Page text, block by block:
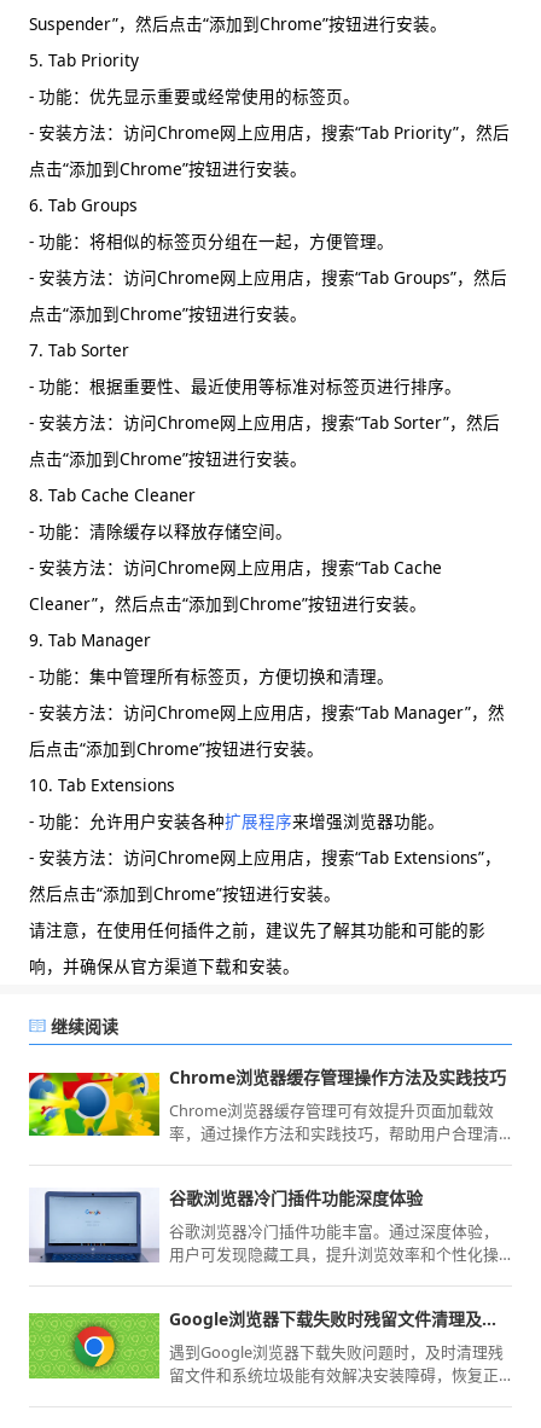
Suspender”，然后点击“添加到Chrome”按钮进行安装。
5. Tab Priority
- 功能：优先显示重要或经常使用的标签页。
- 安装方法：访问Chrome网上应用店，搜索“Tab Priority”，然后
点击“添加到Chrome”按钮进行安装。
6. Tab Groups
- 功能：将相似的标签页分组在一起，方便管理。
- 安装方法：访问Chrome网上应用店，搜索“Tab Groups”，然后
点击“添加到Chrome”按钮进行安装。
7. Tab Sorter
- 功能：根据重要性、最近使用等标准对标签页进行排序。
- 安装方法：访问Chrome网上应用店，搜索“Tab Sorter”，然后
点击“添加到Chrome”按钮进行安装。
8. Tab Cache Cleaner
- 功能：清除缓存以释放存储空间。
- 安装方法：访问Chrome网上应用店，搜索“Tab Cache
Cleaner”，然后点击“添加到Chrome”按钮进行安装。
9. Tab Manager
- 功能：集中管理所有标签页，方便切换和清理。
- 安装方法：访问Chrome网上应用店，搜索“Tab Manager”，然
后点击“添加到Chrome”按钮进行安装。
10. Tab Extensions
- 功能：允许用户安装各种扩展程序来增强浏览器功能。
- 安装方法：访问Chrome网上应用店，搜索“Tab Extensions”，
然后点击“添加到Chrome”按钮进行安装。
请注意，在使用任何插件之前，建议先了解其功能和可能的影
响，并确保从官方渠道下载和安装。
继续阅读
Chrome浏览器缓存管理操作方法及实践技巧
Chrome浏览器缓存管理可有效提升页面加载效
率，通过操作方法和实践技巧，帮助用户合理清
谷歌浏览器冷门插件功能深度体验
谷歌浏览器冷门插件功能丰富。通过深度体验，
用户可发现隐藏工具，提升浏览效率和个性化操
Google浏览器下载失败时残留文件清理及系统清理方法分享
遇到Google浏览器下载失败问题时，及时清理残
留文件和系统垃圾能有效解决安装障碍，恢复正